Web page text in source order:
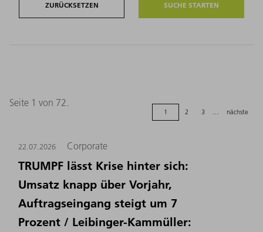
ZURÜCKSETZEN
Seite 1 von 72.
1 2 3 … nächste
22.07.2026 Corporate
TRUMPF lässt Krise hinter sich:
Umsatz knapp über Vorjahr,
Auftragseingang steigt um 7
Prozent / Leibinger-Kammüller: